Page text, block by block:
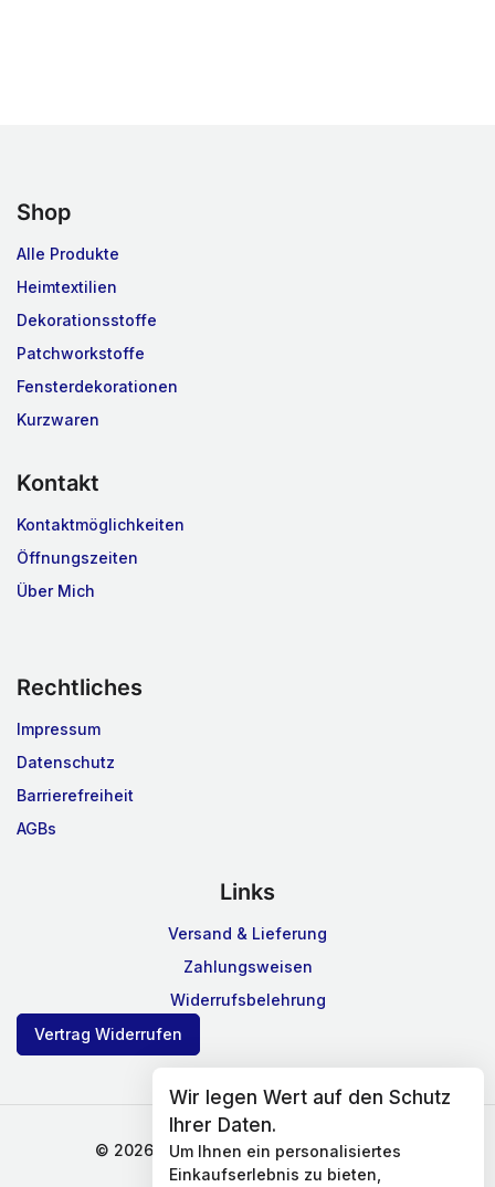
Shop
Alle Produkte
Heimtextilien
Dekorationsstoffe
Patchworkstoffe
Fensterdekorationen
Kurzwaren
Kontakt
Kontaktmöglichkeiten
Öffnungszeiten
Über Mich
Rechtliches
Impressum
Datenschutz
Barrierefreiheit
AGBs
Links
Versand & Lieferung
Zahlungsweisen
Widerrufsbelehrung
Vertrag Widerrufen
© 2026 Gardinen und Nähen Steinberg
Wir legen Wert auf den Schutz
Ihrer Daten.
Um Ihnen ein personalisiertes
Einkaufserlebnis zu bieten,